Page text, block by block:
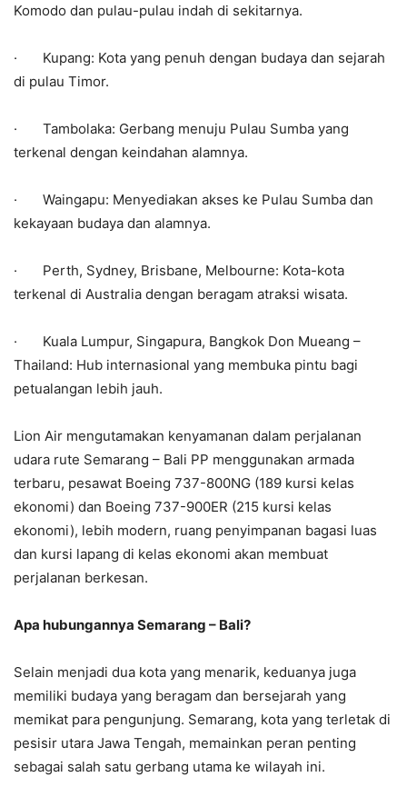
Komodo dan pulau-pulau indah di sekitarnya.
· Kupang: Kota yang penuh dengan budaya dan sejarah
di pulau Timor.
· Tambolaka: Gerbang menuju Pulau Sumba yang
terkenal dengan keindahan alamnya.
· Waingapu: Menyediakan akses ke Pulau Sumba dan
kekayaan budaya dan alamnya.
· Perth, Sydney, Brisbane, Melbourne: Kota-kota
terkenal di Australia dengan beragam atraksi wisata.
· Kuala Lumpur, Singapura, Bangkok Don Mueang –
Thailand: Hub internasional yang membuka pintu bagi
petualangan lebih jauh.
Lion Air mengutamakan kenyamanan dalam perjalanan
udara rute Semarang – Bali PP menggunakan armada
terbaru, pesawat Boeing 737-800NG (189 kursi kelas
ekonomi) dan Boeing 737-900ER (215 kursi kelas
ekonomi), lebih modern, ruang penyimpanan bagasi luas
dan kursi lapang di kelas ekonomi akan membuat
perjalanan berkesan.
Apa hubungannya Semarang – Bali?
Selain menjadi dua kota yang menarik, keduanya juga
memiliki budaya yang beragam dan bersejarah yang
memikat para pengunjung. Semarang, kota yang terletak di
pesisir utara Jawa Tengah, memainkan peran penting
sebagai salah satu gerbang utama ke wilayah ini.